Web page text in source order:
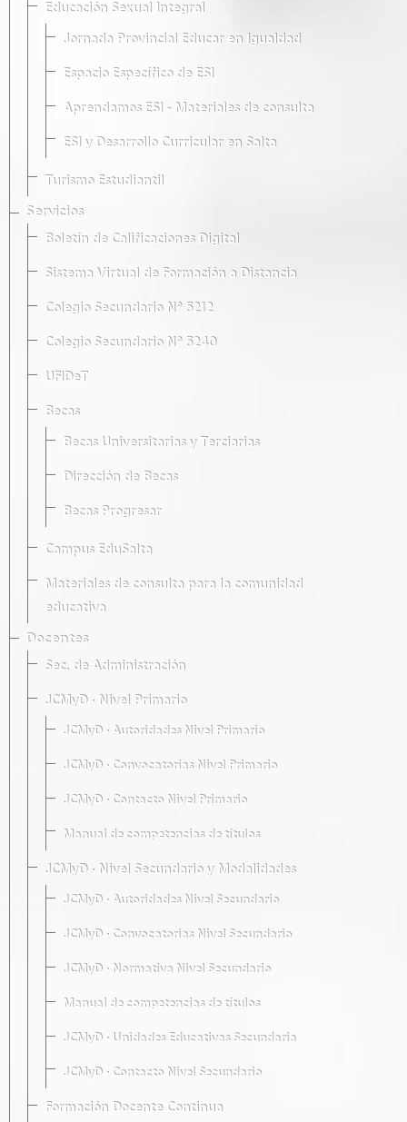
Educación Sexual Integral
Jornada Provincial Educar en Igualdad
Espacio Específico de ESI
Aprendamos ESI - Materiales de consulta
ESI y Desarrollo Curricular en Salta
Turismo Estudiantil
Servicios
Boletín de Calificaciones Digital
Sistema Virtual de Formación a Distancia
Colegio Secundario Nº 5212
Colegio Secundario Nº 5240
UFIDeT
Becas
Becas Universitarias y Terciarias
Dirección de Becas
Becas Progresar
Campus EduSalta
Materiales de consulta para la comunidad
educativa
Docentes
Sec. de Administración
JCMyD · Nivel Primario
JCMyD · Autoridades Nivel Primario
JCMyD · Convocatorias Nivel Primario
JCMyD · Contacto Nivel Primario
Manual de competencias de títulos
JCMyD · Nivel Secundario y Modalidades
JCMyD · Autoridades Nivel Secundario
JCMyD · Convocatorias Nivel Secundario
JCMyD · Normativa Nivel Secundario
Manual de competencias de títulos
JCMyD · Unidades Educativas Secundaria
JCMyD · Contacto Nivel Secundario
Formación Docente Continua